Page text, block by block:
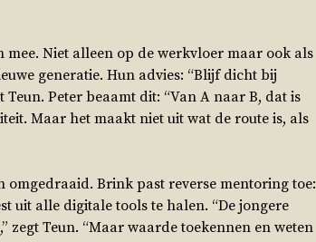
Niet alleen op de werkvloer maar ook als
generatie. Hun advies: “Blijf dicht bij
Peter beaamt dit: “Van A naar B, dat is
Maar het maakt niet uit wat de route is, als
Brink past reverse mentoring toe:
uit alle digitale tools te halen. “De jongere
zegt Teun. “Maar waarde toekennen en weten